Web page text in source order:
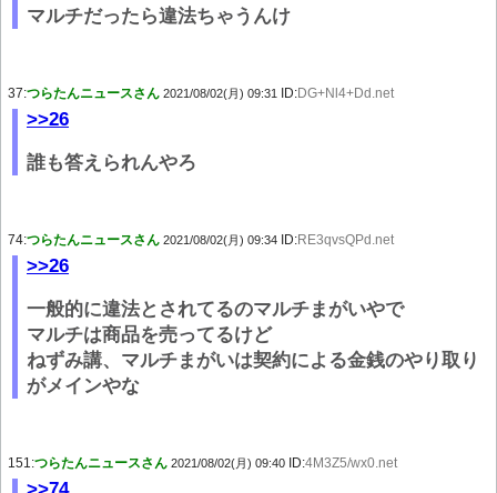
マルチだったら違法ちゃうんけ
37:つらたんニュースさん 2021/08/02(月) 09:31 ID:DG+Nl4+Dd.net
>>26
誰も答えられんやろ
74:つらたんニュースさん 2021/08/02(月) 09:34 ID:RE3qvsQPd.net
>>26
一般的に違法とされてるのマルチまがいやで
マルチは商品を売ってるけど
ねずみ講、マルチまがいは契約による金銭のやり取り
がメインやな
151:つらたんニュースさん 2021/08/02(月) 09:40 ID:4M3Z5/wx0.net